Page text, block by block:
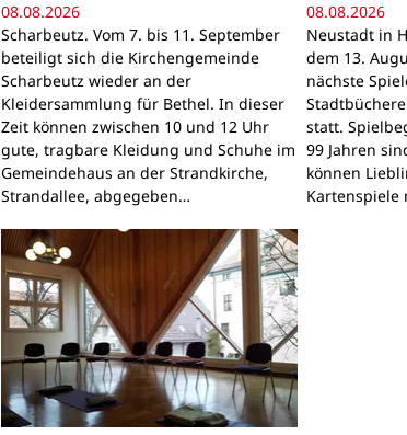
08.08.2026
Scharbeutz. Vom 7. bis 11. September
beteiligt sich die Kirchengemeinde
Scharbeutz wieder an der
Kleidersammlung für Bethel. In dieser
Zeit können zwischen 10 und 12 Uhr
gute, tragbare Kleidung und Schuhe im
Gemeindehaus an der Strandkirche,
Strandallee, abgegeben…
08.08.2026
Neustadt in
dem 13.
nächste
statt.
99 Jahren
können